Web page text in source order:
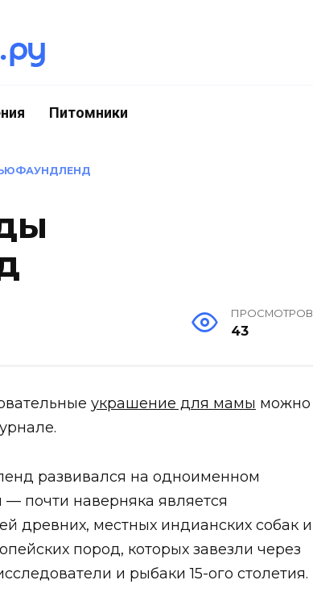
Питомники
ПРОСМОТРОВ
43
украшение для мамы можно
развивался на одноименном
— почти наверняка является
древних, местных индианских собак и
пород, которых завезли через
и рыбаки 15-ого столетия.